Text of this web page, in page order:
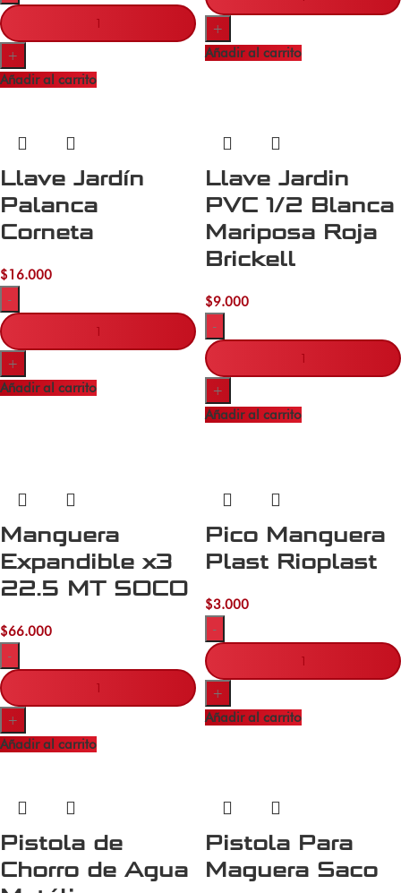
+
Añadir al carrito
+
Añadir al carrito
Llave Jardín
Palanca
Corneta
$16.000
-
+
Añadir al carrito
Llave Jardin
PVC 1/2 Blanca
Mariposa Roja
Brickell
$9.000
-
+
Añadir al carrito
Manguera
Expandible x3
22.5 MT SOCO
$66.000
-
+
Añadir al carrito
Pico Manguera
Plast Rioplast
$3.000
-
+
Añadir al carrito
Pistola de
Chorro de Agua
Pistola Para
Maguera Saco